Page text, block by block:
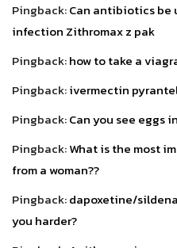
Pingback:Can antibiotics be
infection Zithromax z pak
Pingback:how to take a
Pingback:ivermectin
Pingback:Can you see eggs
Pingback:What is the most
from a woman??
Pingback:dapoxetine/
you harder?